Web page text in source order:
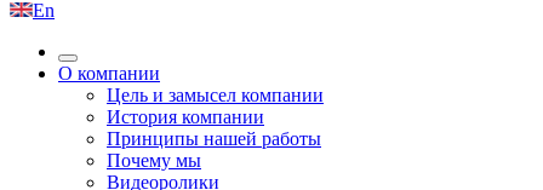
En
О компании
Цель и замысел компании
История компании
Принципы нашей работы
Почему мы
Видеоролики